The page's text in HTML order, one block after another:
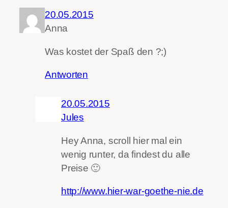
20.05.2015
Anna
Was kostet der Spaß den ?;)
Antworten
20.05.2015
Jules
Hey Anna, scroll hier mal ein
wenig runter, da findest du alle
Preise 🙂
http://www.hier-war-goethe-nie.de